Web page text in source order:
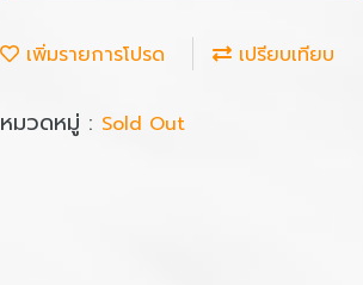
เพิ่มรายการโปรด เปรียบเทียบ
หมวดหมู่ : Sold Out